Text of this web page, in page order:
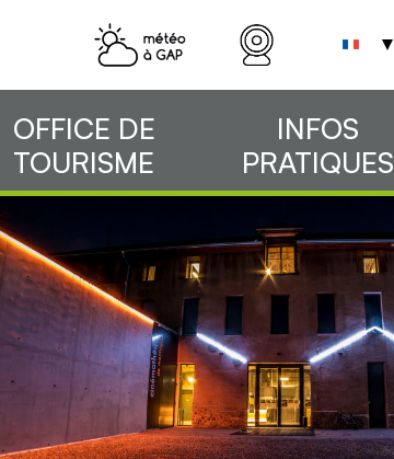
OFFICE DE
TOURISME
INFOS
PRATIQUES